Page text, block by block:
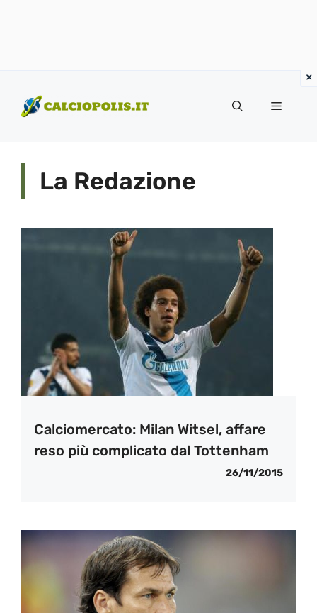
contenuto
Menu
La Redazione
Calciomercato: Milan Witsel, affare
reso più complicato dal Tottenham
26/11/2015